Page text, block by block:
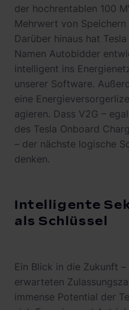
der hochrentablen 100
Mehrwert von
Darüber hinaus hat
Namen Autobidder
intelligent ins
unserer Software.
eine
agieren. Dass V2G –
des Tesla Onboard
– der nächste logische
denken.
Intelligente
als Schlüssel
Ein Blick in die Zukunft
erwarteten
immense Potential der